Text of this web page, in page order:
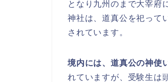
となり九州のまで大宰府
神社は、道真公を祀って
されています。
境内には、道真公の神使
れていますが、受験生は